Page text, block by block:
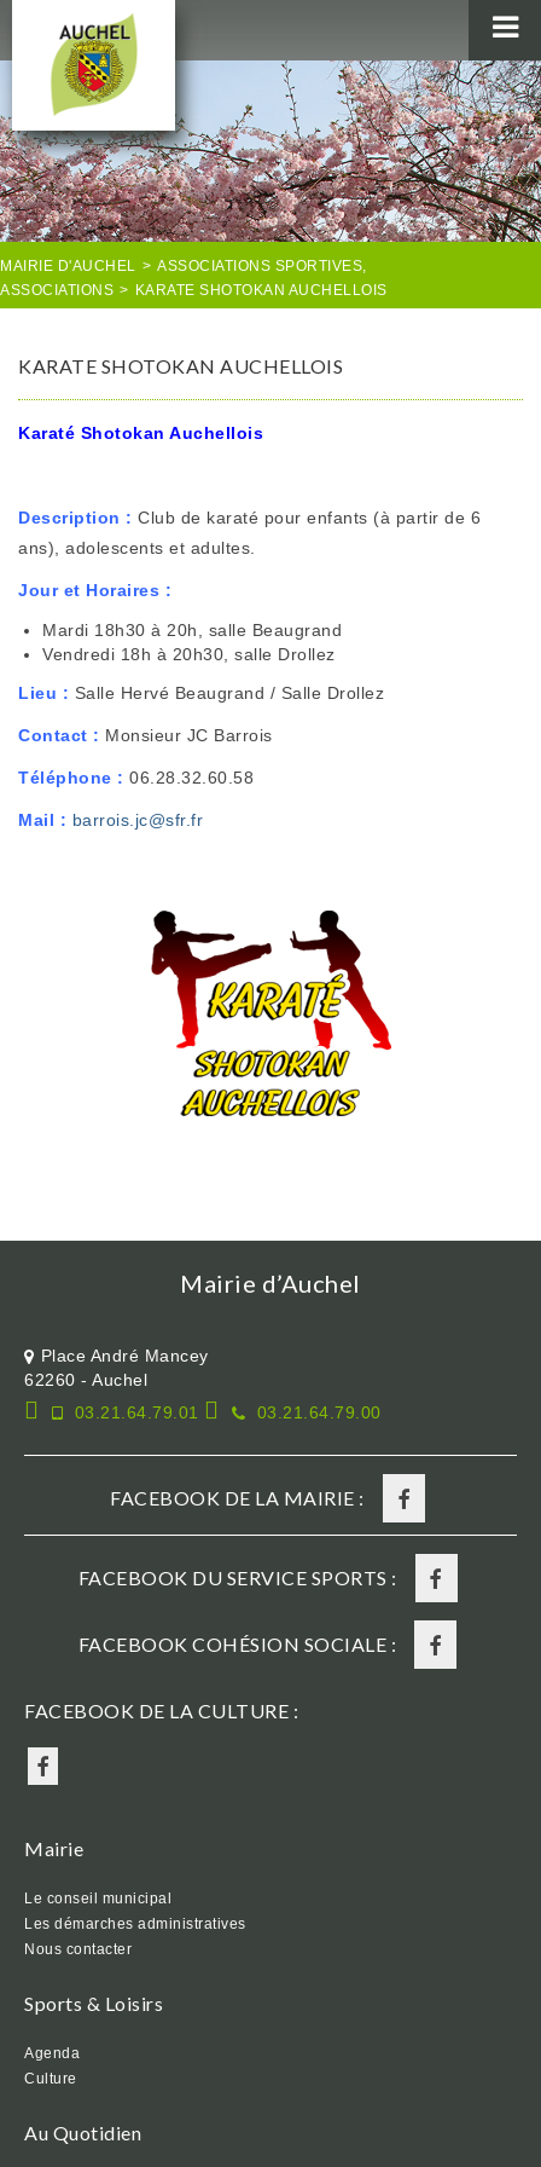
MAIRIE
AU QUOTIDIEN
AGENDA & LOISIRS
AUCHEL EN IMAGES
MAIRIE D'AUCHEL > ASSOCIATIONS SPORTIVES,
ASSOCIATIONS > KARATE SHOTOKAN AUCHELLOIS
KARATE SHOTOKAN AUCHELLOIS
Karaté Shotokan Auchellois
Description : Club de karaté pour enfants (à partir de 6
ans), adolescents et adultes.
Jour et Horaires :
Mardi 18h30 à 20h, salle Beaugrand
Vendredi 18h à 20h30, salle Drollez
Lieu : Salle Hervé Beaugrand / Salle Drollez
Contact : Monsieur JC Barrois
Téléphone : 06.28.32.60.58
Mail : barrois.jc@sfr.fr
Mairie d’Auchel
Place André Mancey
62260 - Auchel
03.21.64.79.01
03.21.64.79.00
FACEBOOK DE LA MAIRIE :
FACEBOOK DU SERVICE SPORTS :
FACEBOOK COHÉSION SOCIALE :
FACEBOOK DE LA CULTURE :
Mairie
Le conseil municipal
Les démarches administratives
Nous contacter
Sports & Loisirs
Agenda
Culture
Au Quotidien